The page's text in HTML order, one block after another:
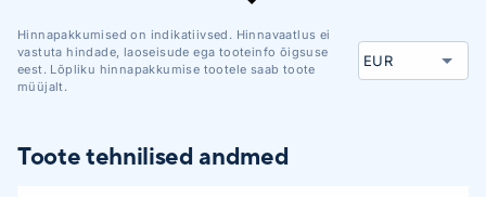
Hinnapakkumised on indikatiivsed. Hinnavaatlus ei
vastuta hindade, laoseisude ega tooteinfo õigsuse
eest. Lõpliku hinnapakkumise tootele saab toote
müüjalt.
Toote tehnilised andmed